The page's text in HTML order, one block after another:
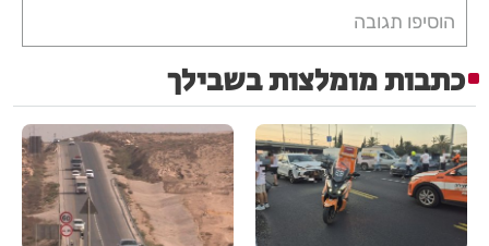
הוסיפו תגובה
כתבות מומלצות בשבילך